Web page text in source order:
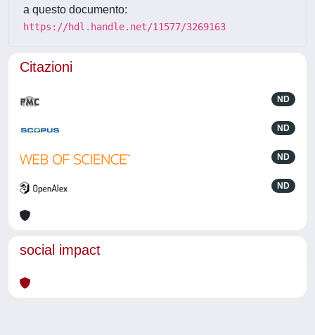
a questo documento:
https://hdl.handle.net/11577/3269163
Citazioni
ND
ND
ND
ND
social impact